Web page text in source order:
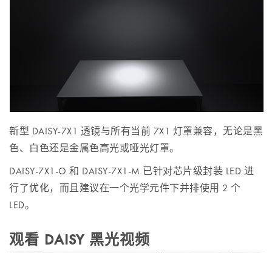
新型 DAISY-7X1 透镜与所有当前 7X1 灯罩兼容，无论是黑
色、白色还是金属色高光或哑光灯罩。
DAISY-7X1-O 和 DAISY-7X1-M 已针对芯片级封装 LED 进
行了优化，而且建议在一个光学元件下并排使用 2 个
LED。
观看 DAISY 黑光视频